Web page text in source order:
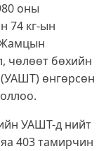
оны
74 кг-ын
чөлөөт бөхийн
өнгөрсөн
УАШТ-д нийт
403 тамирчин